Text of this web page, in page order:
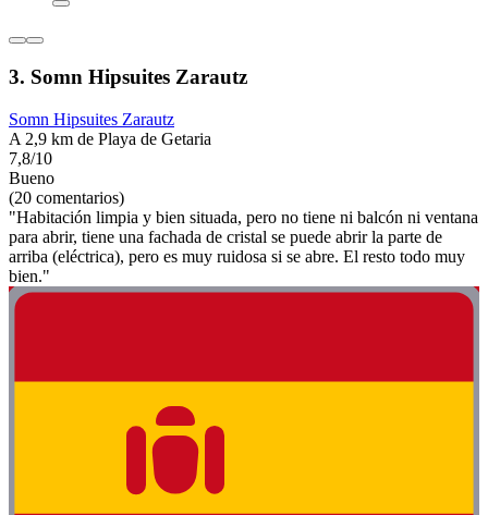
3. Somn Hipsuites Zarautz
Somn Hipsuites Zarautz
A 2,9 km de Playa de Getaria
7,8/10
Bueno
(20 comentarios)
"Habitación limpia y bien situada, pero no tiene ni balcón ni ventana
para abrir, tiene una fachada de cristal se puede abrir la parte de
arriba (eléctrica), pero es muy ruidosa si se abre. El resto todo muy
bien."